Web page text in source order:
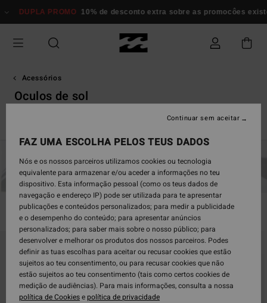
para
seleção
10% de desconto extra sobre as promocôes existentes*
Acessórios
Oculos de sol
Billabong Von Zipper
Filtrar e Ordenar
Avançar
procurar
critérios
filtragem
Avançar
ordenar
FAZ UMA ESCOLHA PELOS TEUS DADOS
Nós e os nossos parceiros utilizamos cookies ou tecnologia
equivalente para armazenar e/ou aceder a informações no teu
dispositivo. Esta informação pessoal (como os teus dados de
navegação e endereço IP) pode ser utilizada para te apresentar
publicações e conteúdos personalizados; para medir a publicidade
e o desempenho do conteúdo; para apresentar anúncios
personalizados; para saber mais sobre o nosso público; para
desenvolver e melhorar os produtos dos nossos parceiros. Podes
definir as tuas escolhas para aceitar ou recusar cookies que estão
sujeitos ao teu consentimento, ou para recusar cookies que não
estão sujeitos ao teu consentimento (tais como certos cookies de
medição de audiências). Para mais informações, consulta a nossa
política de Cookiesepolítica de privacidade
Continuar sem aceitar